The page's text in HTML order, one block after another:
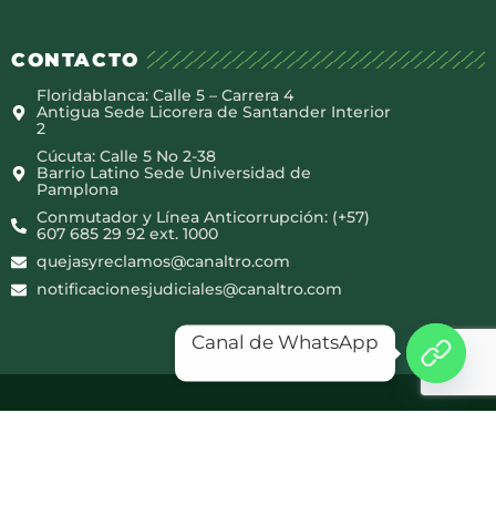
CONTACTO
Floridablanca: Calle 5 – Carrera 4
Antigua Sede Licorera de Santander Interior
2
Cúcuta: Calle 5 No 2-38
Barrio Latino Sede Universidad de
Pamplona
Conmutador y Línea Anticorrupción: (+57)
607 685 29 92 ext. 1000
quejasyreclamos@canaltro.com
notificacionesjudiciales@canaltro.com
Canal de WhatsApp